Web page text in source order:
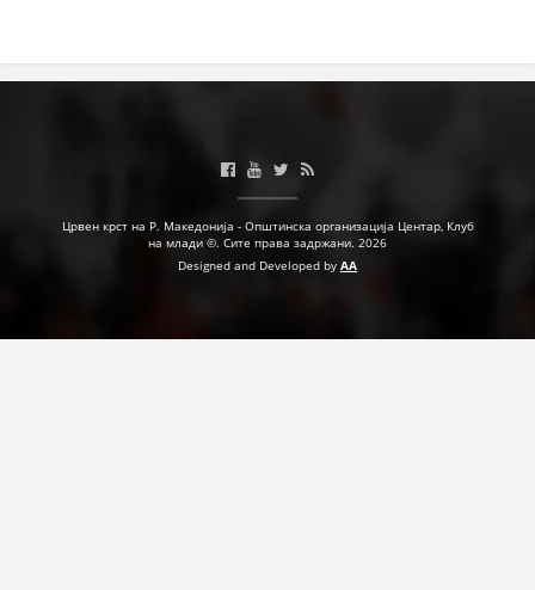
Црвен крст на Р. Македонија - Општинска организација Центар, Клуб
на млади ©. Сите права задржани. 2026
Designed and Developed by AA